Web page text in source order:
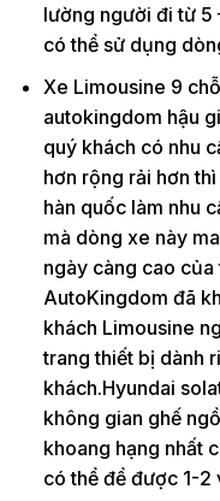
lường người đi từ 5
có thể sử dụng
Xe Limousine 9
autokingdom hậu
quý khách có nhu
hơn rộng rải hơn
hàn quốc làm nhu
mà dòng xe này
ngày càng cao
AutoKingdom đã
khách Limousine
trang thiết bị dành
khách.Hyundai
không gian ghế
khoang hạng nhất
có thể để được 1-2